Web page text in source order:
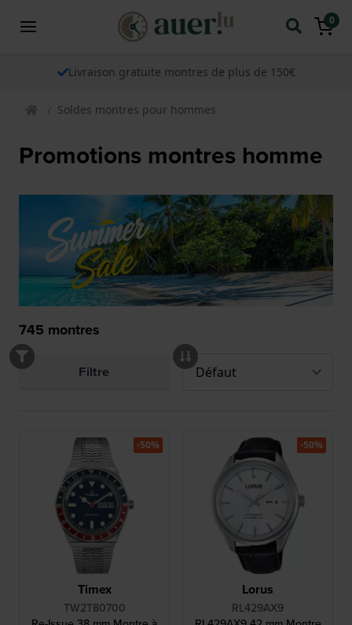
0
Livraison gratuite montres de plus de 150€
Soldes montres pour hommes
Promotions montres homme
745 montres
Filtre
Timex
TW2T80700
-50%
Lorus
RL429AX9
-50%